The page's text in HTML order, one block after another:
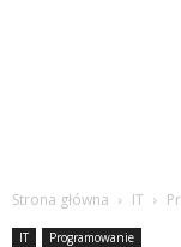
Strona główna IT
IT Programowanie